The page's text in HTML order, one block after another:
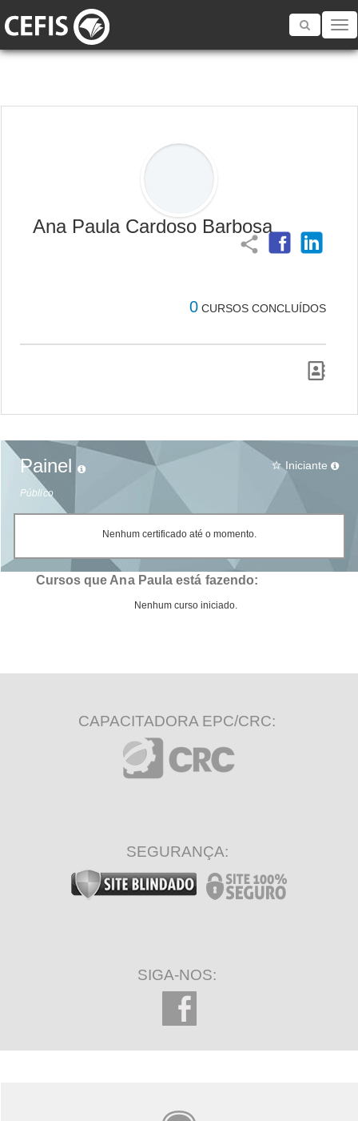
Toggle
Ana Paula Cardoso Barbosa
share
0 CURSOS CONCLUÍDOS
Painel
Público
star_border Iniciante
Nenhum certificado até o momento.
Cursos que Ana Paula está fazendo:
Nenhum curso iniciado.
CAPACITADORA EPC/CRC:
SEGURANÇA:
SIGA-NOS: